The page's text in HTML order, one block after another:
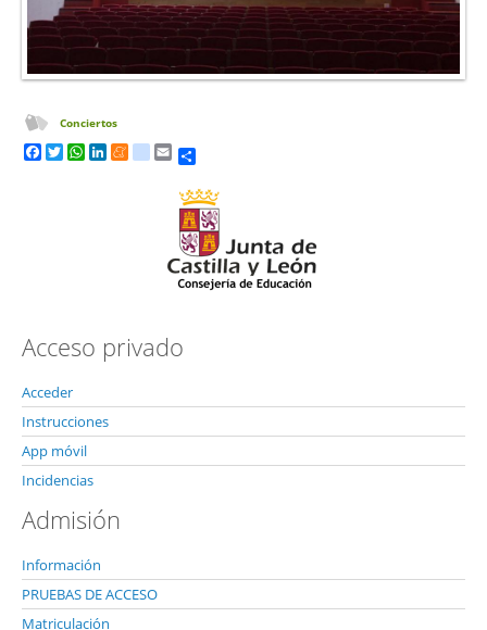
Conciertos
Facebook
TwitterWhatsApp
LinkedInMeneame
tuentiEmail
Acceso privado
Acceder
Instrucciones
App móvil
Incidencias
Admisión
Información
PRUEBAS DE ACCESO
Matriculación